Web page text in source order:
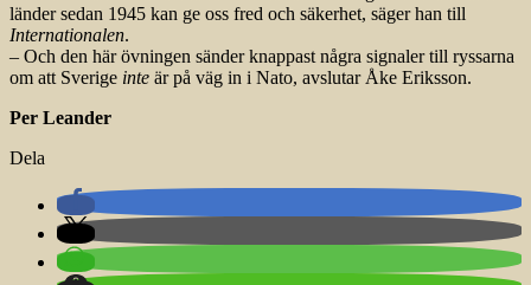
länder sedan 1945 kan ge oss fred och säkerhet, säger han till
Internationalen.
– Och den här övningen sänder knappast några signaler till ryssarna
om att Sverige inte är på väg in i Nato, avslutar Åke Eriksson.
Per Leander
Dela